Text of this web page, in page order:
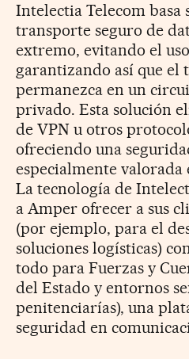
Intelectia Telecom basa
transporte seguro de
extremo, evitando el
garantizando así que el
permanezca en un
privado. Esta solución
de VPN u otros
ofreciendo una
especialmente valorada
La tecnología de
a Amper ofrecer a sus
(por ejemplo, para el
soluciones logísticas)
todo para Fuerzas y
del Estado y entornos
penitenciarías), una
seguridad en